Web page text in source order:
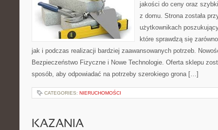
jakości do ceny oraz
z domu. Strona została
użytkownikach
które sprawdzą się
jak i podczas realizacji bardziej zaawansowanych potrzeb.
Bezpieczeństwo Fizyczne i Nowe Technologie. Oferta sklepu
sposób, aby odpowiadać na potrzeby szerokiego grona […]
CATEGORIES: NIERUCHOMOŚCI
KAZANIA